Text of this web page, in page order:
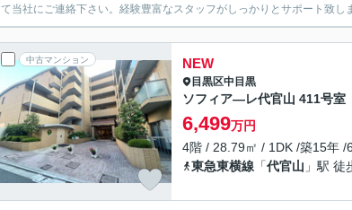
て当社にご連絡下さい。経験豊富なスタッフがしっかりとサポート致し
中古マンション NEW
目黒区中目黒
ソフィア―レ代官山 411号室
6,499万円
4階 / 28.79㎡ / 1DK /築15年 /
東急東横線 「代官山 」駅 徒